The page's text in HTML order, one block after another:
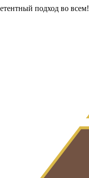
подход во всем!